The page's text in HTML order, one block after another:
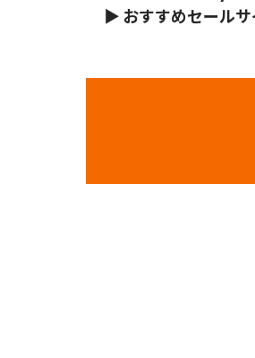
▶ おすすめセール